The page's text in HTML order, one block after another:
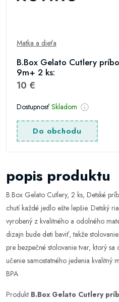
Matka a dieťa
B.Box Gelato Cutlery
9m+ 2 ks:
10 €
Dostupnosť Skladom
Do obchodu
popis produktu
B.Box Gelato Cutlery, 2 ks, Detské
chutí každé jedlo ešte lepšie. Detský
vyrobený z kvalitného a odolného
dizajn bude deti baviť, takže
pre bezpečné stolovanie tvar, ktorý
učenie samostatného jedenia kvalitný
BPA
Produkt B.Box Gelato Cutlery